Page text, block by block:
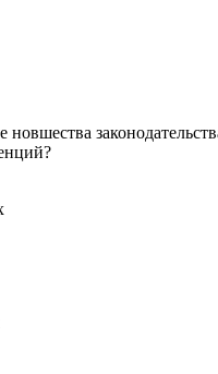
новшества